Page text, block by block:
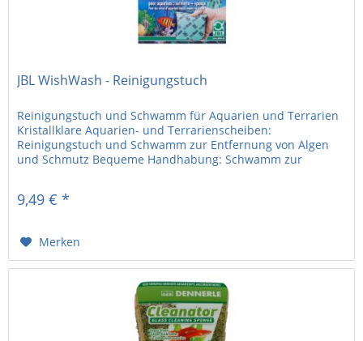
JBL WishWash - Reinigungstuch
Reinigungstuch und Schwamm für Aquarien und Terrarien
Kristallklare Aquarien- und Terrarienscheiben:
Reinigungstuch und Schwamm zur Entfernung von Algen
und Schmutz Bequeme Handhabung: Schwamm zur
9,49 € *
Merken